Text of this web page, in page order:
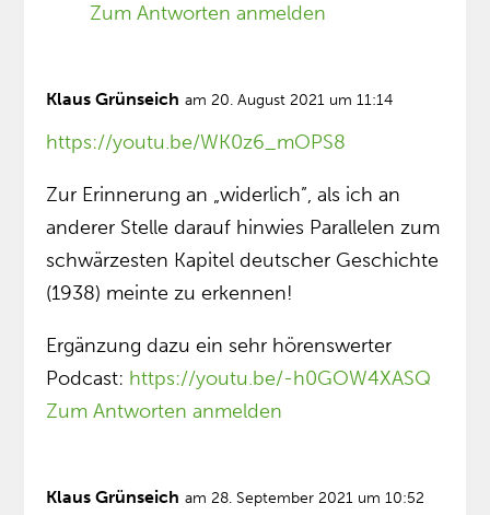
Zum Antworten anmelden
Klaus Grünseich am 20. August 2021 um 11:14
https://youtu.be/WK0z6_mOPS8
Zur Erinnerung an „widerlich”, als ich an
anderer Stelle darauf hinwies Parallelen zum
schwärzesten Kapitel deutscher Geschichte
(1938) meinte zu erkennen!
Ergänzung dazu ein sehr hörenswerter
Podcast: https://youtu.be/-h0GOW4XASQ
Zum Antworten anmelden
Klaus Grünseich am 28. September 2021 um 10:52